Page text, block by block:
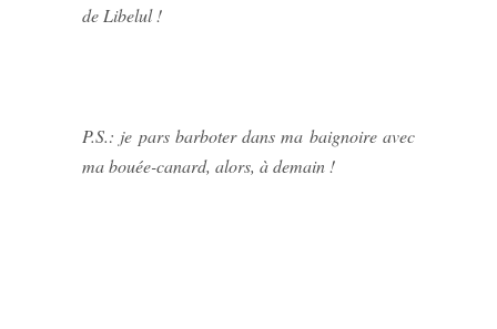
de Libelul !
P.S.: je pars barboter dans ma baignoire avec
ma bouée-canard, alors, à demain !